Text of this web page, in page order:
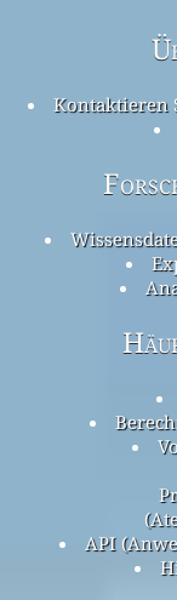
Kontaktieren
API